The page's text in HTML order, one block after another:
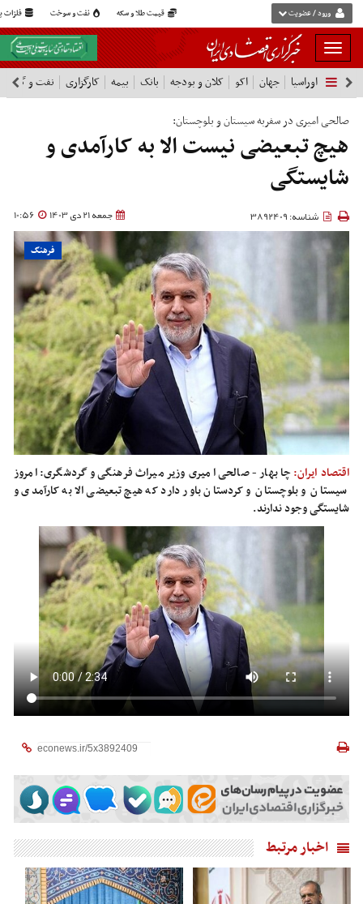
قیمت طلا و سکه نفت و سوخت فلزات ورود / عضویت
بار
و
بسته
نمودن
فهرست
اوراسیا جهان اکو کلان و بودجه بانک بیمه کارگزاری نفت و گاز
صالحی امیری در سفربه سیستان و بلوچستان:
هیچ تبعیضی نیست الا به کارآمدی و
شایستگی
جمعه 21 دی 1403 10:56 شناسه: 3892409
فرهنگ
اقتصاد ایران:چابهار - صالحی امیری وزیر میراث فرهنگی و گردشگری: امروز
سیستان و بلوچستان و کردستان باور دارد که هیچ تبعیضی الا به کارآمدی و
شایستگی وجود ندارند.
اخبار مرتبط